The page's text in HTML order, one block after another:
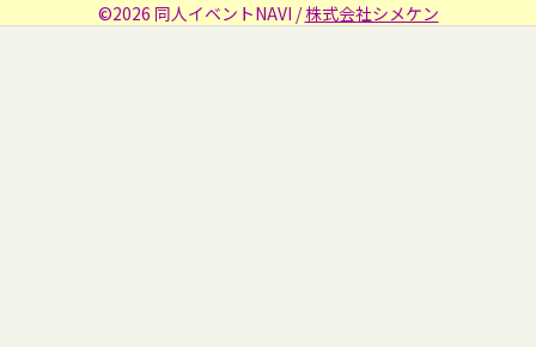
©2026 同人イベントNAVI /株式会社シメケン